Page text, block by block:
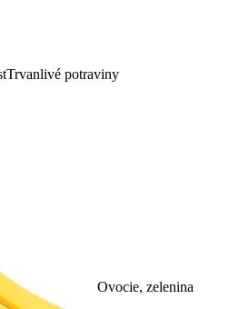
Trvanlivé potraviny
Ovocie, zelenina